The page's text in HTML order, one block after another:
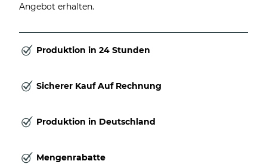
Angebot erhalten.
Produktion in 24 Stunden
Sicherer Kauf Auf Rechnung
Produktion in Deutschland
Mengenrabatte